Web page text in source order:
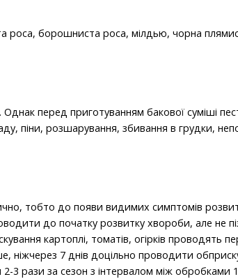
борошниста роса, мілдью, чорна
перед приготуванням бакової суміші
піни, розшарування, збивання в грудки,
тобто до появи видимих симптомів
до початку розвитку хвороби, але не
картоплі, томатів, огірків проводять
ніжчерез 7 днів доцільно проводити
рази за сезон з інтервалом між обробками